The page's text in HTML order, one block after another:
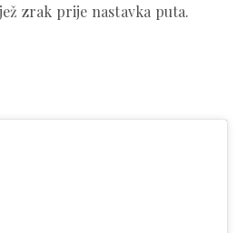
zrak prije nastavka puta.